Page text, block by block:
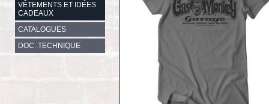
VÊTEMENTS ET IDÉES
CADEAUX
CATALOGUES
DOC. TECHNIQUE